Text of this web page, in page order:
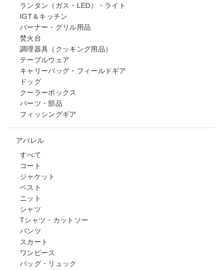
ランタン（ガス・LED）・ライト
IGT＆キッチン
バーナー・グリル用品
焚火台
調理器具（クッキング用品）
テーブルウェア
キャリーバッグ・フィールドギア
ドッグ
クーラーボックス
パーツ・部品
フィッシングギア
アパレル
すべて
コート
ジャケット
ベスト
ニット
シャツ
Tシャツ・カットソー
パンツ
スカート
ワンピース
バッグ・リュック